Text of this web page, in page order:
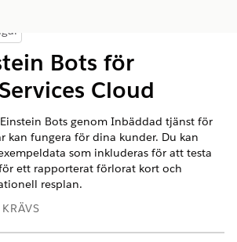
Bots för
Cloud
Bots genom Inbäddad tjänst för
kan fungera för dina kunder. Du kan
som inkluderas för att testa
ett rapporterat förlorat kort och
resplan.